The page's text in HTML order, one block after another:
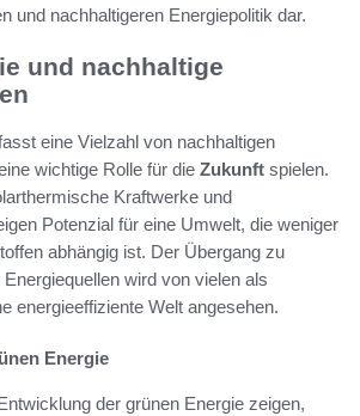
und nachhaltigeren Energiepolitik dar.
und nachhaltige
eine Vielzahl von nachhaltigen
wichtige Rolle für die Zukunft spielen.
Kraftwerke und
Potenzial für eine Umwelt, die weniger
abhängig ist. Der Übergang zu
wird von vielen als
energieeffiziente Welt angesehen.
Energie
der grünen Energie zeigen,